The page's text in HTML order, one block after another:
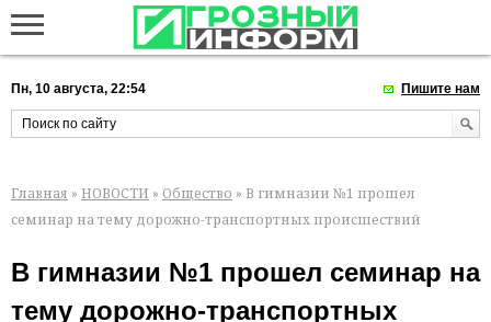
Пн, 10 августа, 22:54 Пишите нам
Главная » НОВОСТИ » Общество » В гимназии №1 прошел
семинар на тему дорожно-транспортных происшествий
В гимназии №1 прошел семинар на
тему дорожно-транспортных